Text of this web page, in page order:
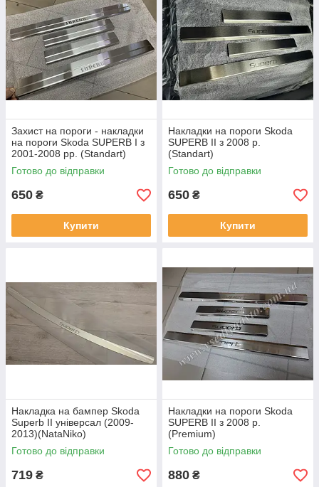
Захист на пороги - накладки
на пороги Skoda SUPERB I з
2001-2008 рр. (Standart)
Готово до відправки
650 ₴
Купити
Накладки на пороги Skoda
SUPERB II з 2008 р.
(Standart)
Готово до відправки
650 ₴
Купити
Накладка на бампер Skoda
Superb II універсал (2009-
2013)(NataNiko)
Готово до відправки
719 ₴
Накладки на пороги Skoda
SUPERB II з 2008 р.
(Premium)
Готово до відправки
880 ₴